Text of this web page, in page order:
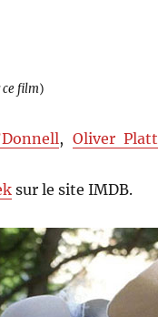
ce film)
, Oliver Platt
sur le site IMDB.